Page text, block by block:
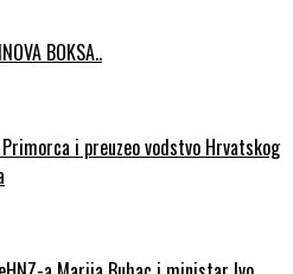
BOKSA..
i preuzeo vodstvo Hrvatskog